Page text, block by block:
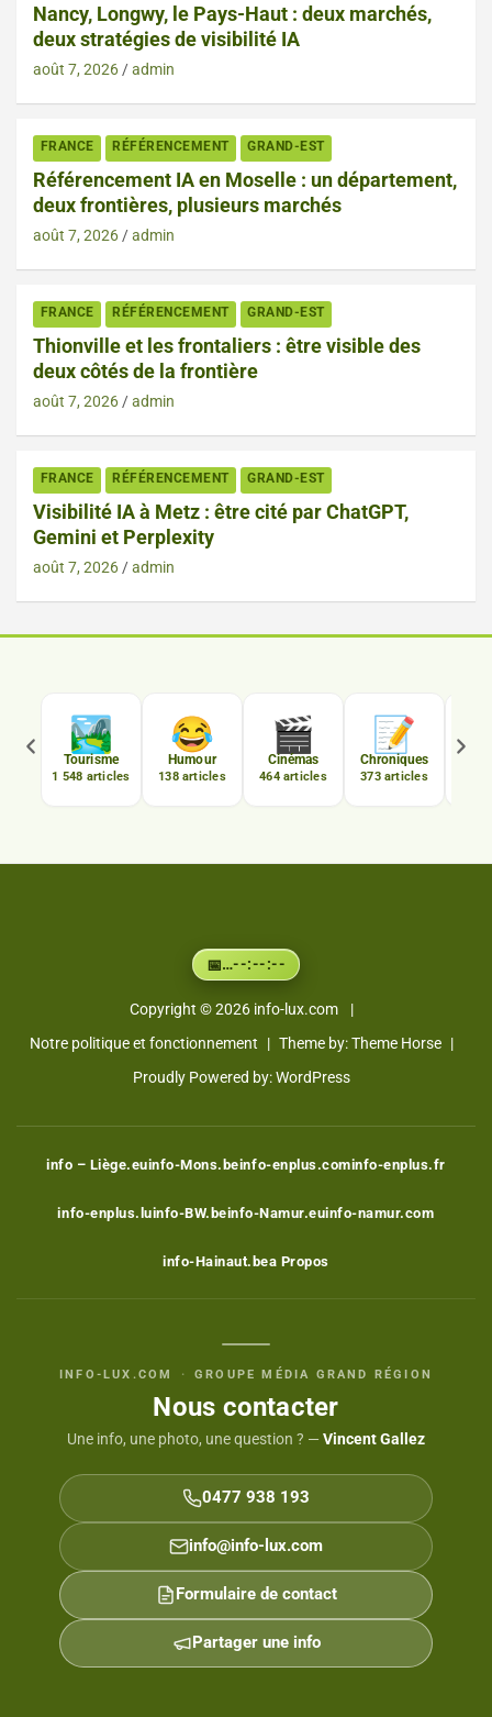
Nancy, Longwy, le Pays-Haut : deux marchés,
deux stratégies de visibilité IA
août 7, 2026 admin
FRANCE RÉFÉRENCEMENT GRAND-EST
Référencement IA en Moselle : un département,
deux frontières, plusieurs marchés
août 7, 2026 admin
FRANCE RÉFÉRENCEMENT GRAND-EST
Thionville et les frontaliers : être visible des
deux côtés de la frontière
août 7, 2026 admin
FRANCE RÉFÉRENCEMENT GRAND-EST
Visibilité IA à Metz : être cité par ChatGPT,
Gemini et Perplexity
août 7, 2026 admin
🏞️
Tourisme
1 548 articles
😂
Humour
138 articles
🎬
Cinémas
464 articles
📝
Chroniques
373 articles
📅…--:--:--
Copyright © 2026 info-lux.com
Notre politique et fonctionnement
Theme by:Theme Horse
Proudly Powered by:WordPress
info – Liège.euinfo-Mons.beinfo-enplus.cominfo-enplus.fr
info-enplus.luinfo-BW.beinfo-Namur.euinfo-namur.com
info-Hainaut.bea Propos
INFO-LUX.COM · GROUPE MÉDIA GRAND RÉGION
Nous contacter
Une info, une photo, une question ? — Vincent Gallez
0477 938 193
info@info-lux.com
Formulaire de contact
Partager une info